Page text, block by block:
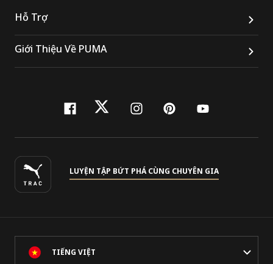
Hỗ Trợ
Giới Thiệu Về PUMA
facebook
twitterinstagram
pinterest
youtube
LUYỆN TẬP BỨT PHÁ CÙNG CHUYÊN GIA
TIẾNG VIỆT